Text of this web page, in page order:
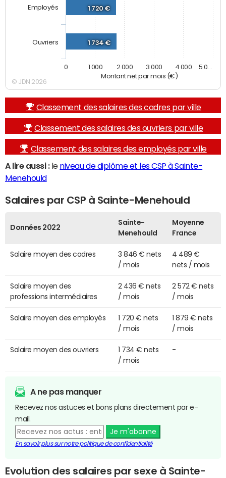
Montant net par mois (€)
1 720 €
1 734 €
Employés
Ouvriers
0 1 000 2 000 3 000 4 000 5 0…
© JDN 2026
Classement des salaires des cadres par ville
Classement des salaires des ouvriers par ville
Classement des salaires des employés par ville
A lire aussi :le niveau de diplôme et les CSP à Sainte-
Menehould
Salaires par CSP à Sainte-Menehould
Données 2022
Sainte-
Menehould
Moyenne
France
Salaire moyen des cadres
3 846 € nets
/ mois
4 489 €
nets / mois
Salaire moyen des
professions intermédiaires
2 436 € nets
/ mois
2 572 € nets
/ mois
Salaire moyen des employés
1 720 € nets
/ mois
1 879 € nets
/ mois
Salaire moyen des ouvriers
1 734 € nets
/ mois
-
A ne pas manquer
Recevez nos astuces et bons plans directement par e-
mail.
Je m'abonne
En savoir plus sur notre politique de confidentialité
Evolution des salaires par sexe à Sainte-